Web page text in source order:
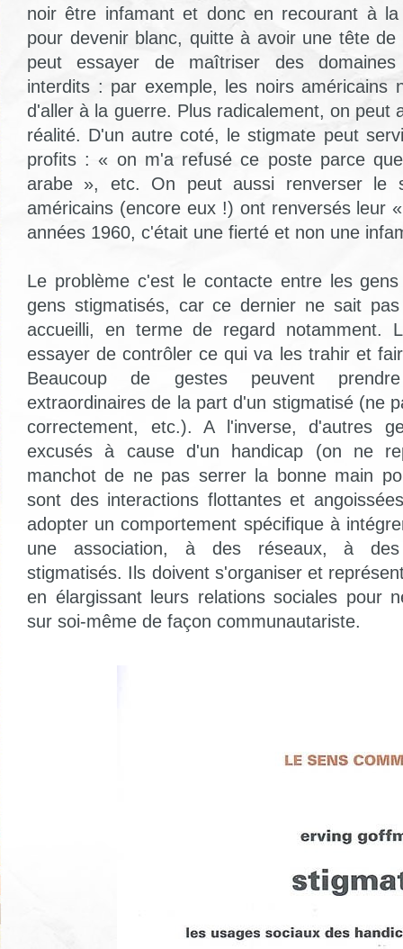
noir être infamant et donc en recourant à la
pour devenir blanc, quitte à avoir une tête
peut essayer de maîtriser des
interdits : par exemple, les noirs américains
d'aller à la guerre. Plus radicalement, on peut
réalité. D'un autre coté, le stigmate peut
profits : « on m'a refusé ce poste parce
arabe », etc. On peut aussi renverser le
américains (encore eux !) ont renversés leur
années 1960, c'était une fierté et non une
Le problème c'est le contacte entre les
gens stigmatisés, car ce dernier ne sait
accueilli, en terme de regard notamment.
essayer de contrôler ce qui va les trahir et
Beaucoup de gestes peuvent
extraordinaires de la part d'un stigmatisé (ne
correctement, etc.). A l'inverse, d'autres
excusés à cause d'un handicap (on ne
manchot de ne pas serrer la bonne main
sont des interactions flottantes et
adopter un comportement spécifique à
une association, à des réseaux, à des
stigmatisés. Ils doivent s'organiser et
en élargissant leurs relations sociales pour
sur soi-même de façon communautariste.